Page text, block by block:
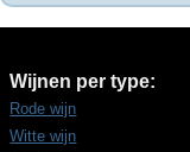
Wijnen per type:
Rode wijn
Witte wijn